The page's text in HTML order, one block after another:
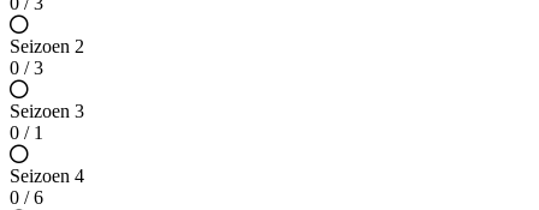
Seizoen 2
0 / 3
Seizoen 3
0 / 1
Seizoen 4
0 / 6